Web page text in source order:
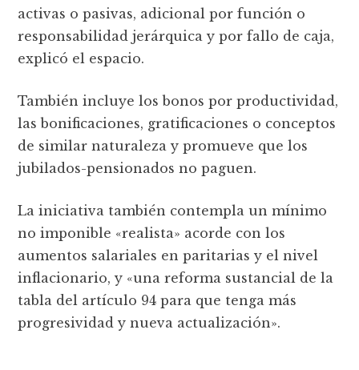
activas o pasivas, adicional por función o
responsabilidad jerárquica y por fallo de caja,
explicó el espacio.
También incluye los bonos por productividad,
las bonificaciones, gratificaciones o conceptos
de similar naturaleza y promueve que los
jubilados-pensionados no paguen.
La iniciativa también contempla un mínimo
no imponible «realista» acorde con los
aumentos salariales en paritarias y el nivel
inflacionario, y «una reforma sustancial de la
tabla del artículo 94 para que tenga más
progresividad y nueva actualización».